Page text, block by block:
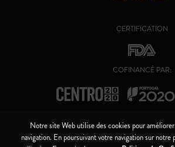
CERTIFICATION
COFINANCÉ PAR:
Notre site Web utilise des cookies pour
navigation. En poursuivant votre navigation sur notre